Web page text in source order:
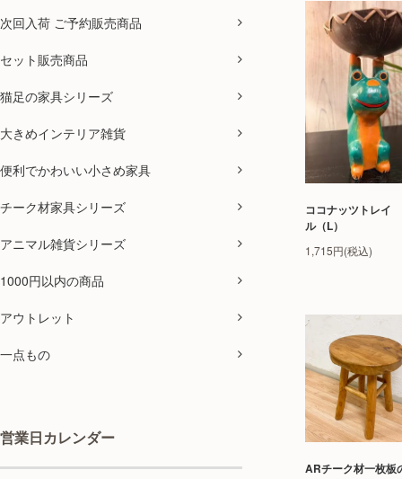
次回入荷 ご予約販売商品
セット販売商品
猫足の家具シリーズ
大きめインテリア雑貨
便利でかわいい小さめ家具
チーク材家具シリーズ
アニマル雑貨シリーズ
1000円以内の商品
アウトレット
一点もの
営業日カレンダー
ココナッツトレイ
ル（L）
1,715円(税込)
ARチーク材一枚板